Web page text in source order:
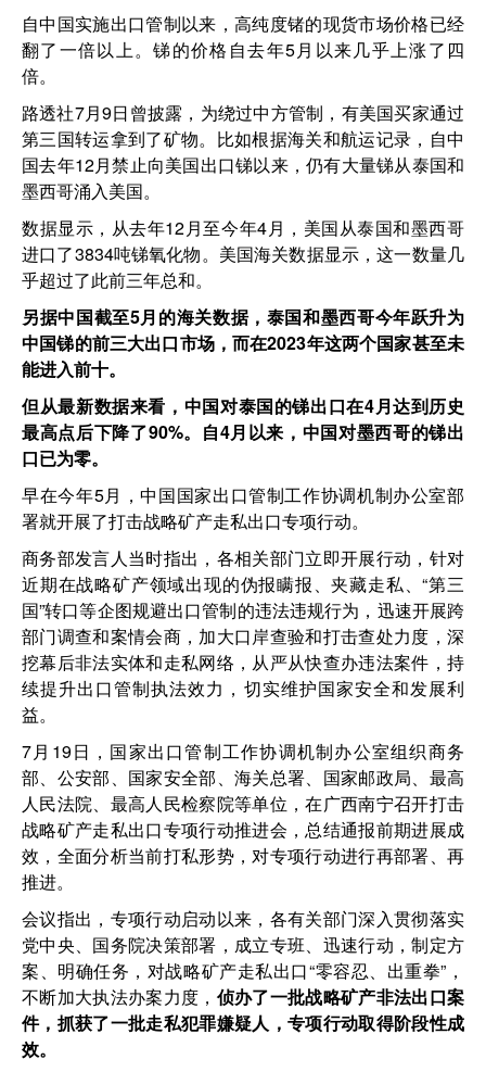
自中国实施出口管制以来，高纯度锗的现货市场价格已经
翻了一倍以上。锑的价格自去年5月以来几乎上涨了四
倍。
路透社7月9日曾披露，为绕过中方管制，有美国买家通过
第三国转运拿到了矿物。比如根据海关和航运记录，自中
国去年12月禁止向美国出口锑以来，仍有大量锑从泰国和
墨西哥涌入美国。
数据显示，从去年12月至今年4月，美国从泰国和墨西哥
进口了3834吨锑氧化物。美国海关数据显示，这一数量几
乎超过了此前三年总和。
另据中国截至5月的海关数据，泰国和墨西哥今年跃升为
中国锑的前三大出口市场，而在2023年这两个国家甚至未
能进入前十。
但从最新数据来看，中国对泰国的锑出口在4月达到历史
最高点后下降了90%。自4月以来，中国对墨西哥的锑出
口已为零。
早在今年5月，中国国家出口管制工作协调机制办公室部
署就开展了打击战略矿产走私出口专项行动。
商务部发言人当时指出，各相关部门立即开展行动，针对
近期在战略矿产领域出现的伪报瞒报、夹藏走私、“第三
国”转口等企图规避出口管制的违法违规行为，迅速开展跨
部门调查和案情会商，加大口岸查验和打击查处力度，深
挖幕后非法实体和走私网络，从严从快查办违法案件，持
续提升出口管制执法效力，切实维护国家安全和发展利
益。
7月19日，国家出口管制工作协调机制办公室组织商务
部、公安部、国家安全部、海关总署、国家邮政局、最高
人民法院、最高人民检察院等单位，在广西南宁召开打击
战略矿产走私出口专项行动推进会，总结通报前期进展成
效，全面分析当前打私形势，对专项行动进行再部署、再
推进。
会议指出，专项行动启动以来，各有关部门深入贯彻落实
党中央、国务院决策部署，成立专班、迅速行动，制定方
案、明确任务，对战略矿产走私出口“零容忍、出重拳”，
不断加大执法办案力度， 侦办了一批战略矿产非法出口案
件，抓获了一批走私犯罪嫌疑人，专项行动取得阶段性成
效。